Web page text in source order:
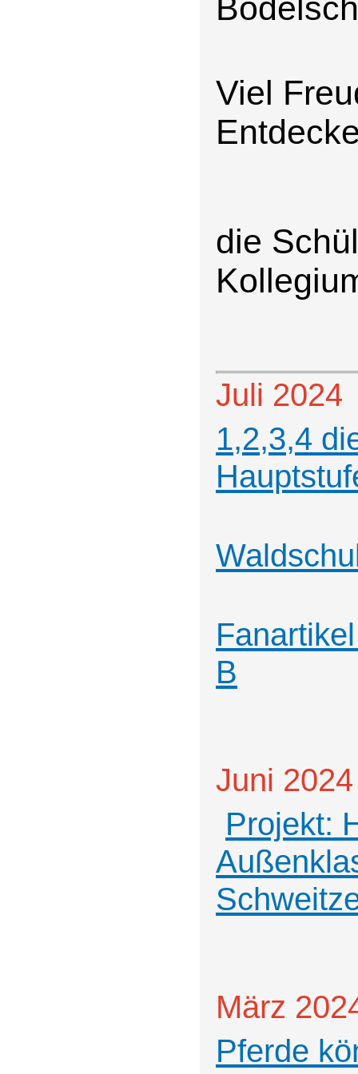
Viel
die
Juli 2024
1,2,3,4
B
Juni 2024
Projekt:
März
Pferde